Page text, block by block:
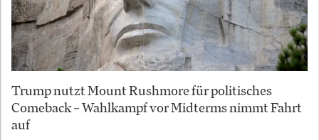
Trump nutzt Mount Rushmore für politisches
Comeback – Wahlkampf vor Midterms nimmt Fahrt
auf